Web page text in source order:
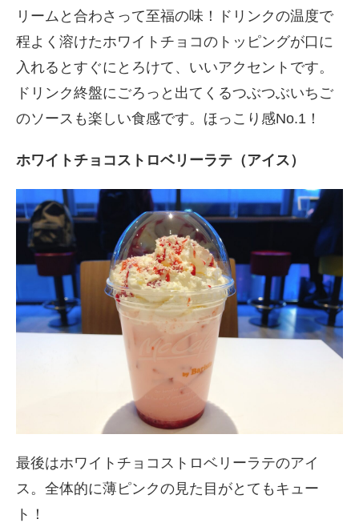
リームと合わさって至福の味！ドリンクの温度で
程よく溶けたホワイトチョコのトッピングが口に
入れるとすぐにとろけて、いいアクセントです。
ドリンク終盤にごろっと出てくるつぶつぶいちご
のソースも楽しい食感です。ほっこり感No.1！
ホワイトチョコストロベリーラテ（アイス）
最後はホワイトチョコストロベリーラテのアイ
ス。全体的に薄ピンクの見た目がとてもキュー
ト！